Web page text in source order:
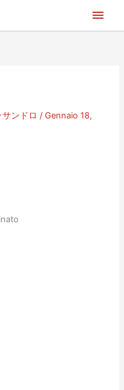
サンドロ/ Gennaio 18,